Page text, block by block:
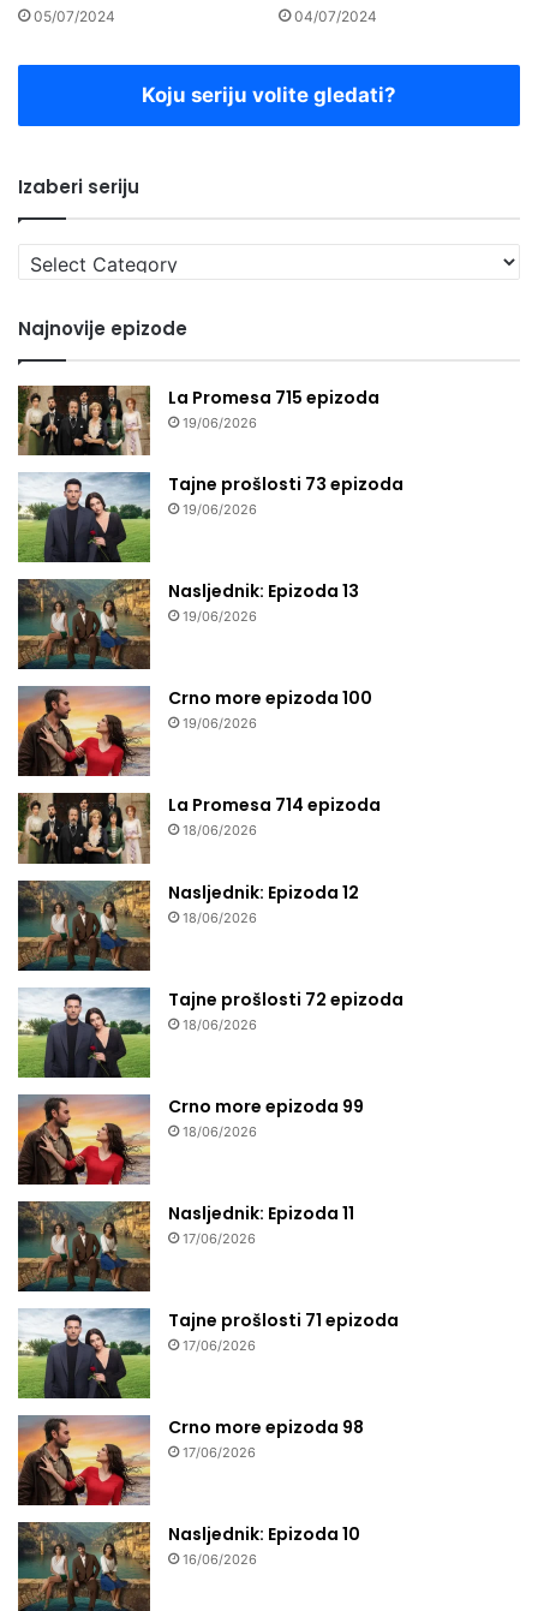
05/07/2024 04/07/2024
Koju seriju volite gledati?
Izaberi seriju
Izaberi
seriju
Najnovije epizode
La Promesa 715 epizoda
19/06/2026
Tajne prošlosti 73 epizoda
19/06/2026
Nasljednik: Epizoda 13
19/06/2026
Crno more epizoda 100
19/06/2026
La Promesa 714 epizoda
18/06/2026
Nasljednik: Epizoda 12
18/06/2026
Tajne prošlosti 72 epizoda
18/06/2026
Crno more epizoda 99
18/06/2026
Nasljednik: Epizoda 11
17/06/2026
Tajne prošlosti 71 epizoda
17/06/2026
Crno more epizoda 98
17/06/2026
Nasljednik: Epizoda 10
16/06/2026